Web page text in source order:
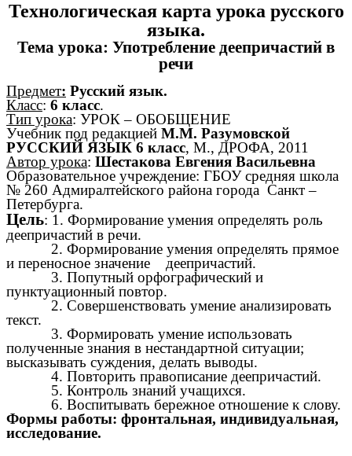
Технологическая карта урока русского
языка.
Тема урока: Употребление деепричастий в
речи
Предмет: Русский язык.
Класс: 6 класс.
Тип урока: УРОК – ОБОБЩЕНИЕ
Учебник под редакцией М.М. Разумовской
РУССКИЙ ЯЗЫК 6 класс, М., ДРОФА, 2011
Автор урока: Шестакова Евгения Васильевна
Образовательное учреждение: ГБОУ средняя школа
№ 260 Адмиралтейского района города Санкт –
Петербурга.
Цель: 1. Формирование умения определять роль
деепричастий в речи.
2. Формирование умения определять прямое
и переносное значение деепричастий.
3. Попутный орфографический и
пунктуационный повтор.
2. Совершенствовать умение анализировать
текст.
3. Формировать умение использовать
полученные знания в нестандартной ситуации;
высказывать суждения, делать выводы.
4. Повторить правописание деепричастий.
5. Контроль знаний учащихся.
6. Воспитывать бережное отношение к слову.
Формы работы: фронтальная, индивидуальная,
исследование.